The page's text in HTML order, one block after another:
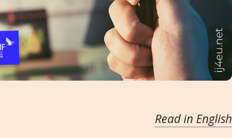
Read in English